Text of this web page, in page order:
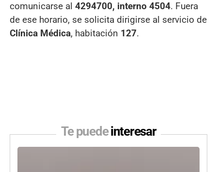
comunicarse al 4294700, interno 4504. Fuera
de ese horario, se solicita dirigirse al servicio de
Clínica Médica, habitación 127.
Te puedeinteresar